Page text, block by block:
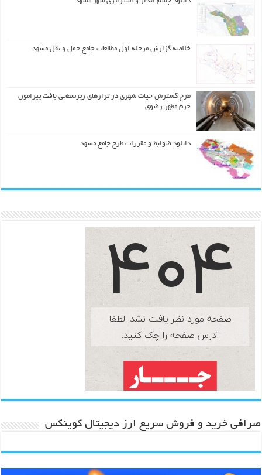
خلاصه گزارش مرحله اول مطالعات جامع حمل و نقل مشهد
طرح گسترش حیات شهري در ترازهاي زیرسطحی بافت پیرامون
حرم مطهر رضوي
دانلود ضوابط و مقررات طرح جامع مشهد
صرافی خرید و فروش سریع ارز دیجیتال کوینکس